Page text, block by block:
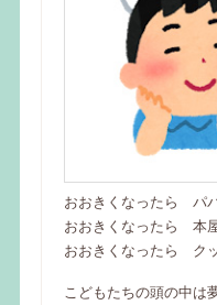
おおきくなったら パ
おおきくなったら 本
おおきくなったら ク
こどもたちの頭の中は